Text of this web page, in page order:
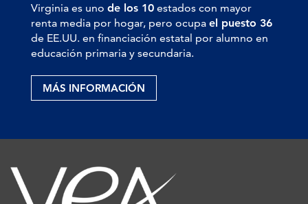
Virginia es uno de los 10 estados con mayor
renta media por hogar, pero ocupa el puesto 36
de EE.UU. en financiación estatal por alumno en
educación primaria y secundaria.
MÁS INFORMACIÓN